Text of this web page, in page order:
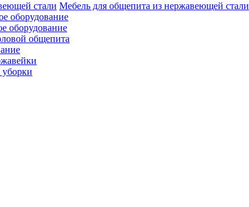
Мебель для общепита из нержавеющей стали
оборудование
оборудование
общепита